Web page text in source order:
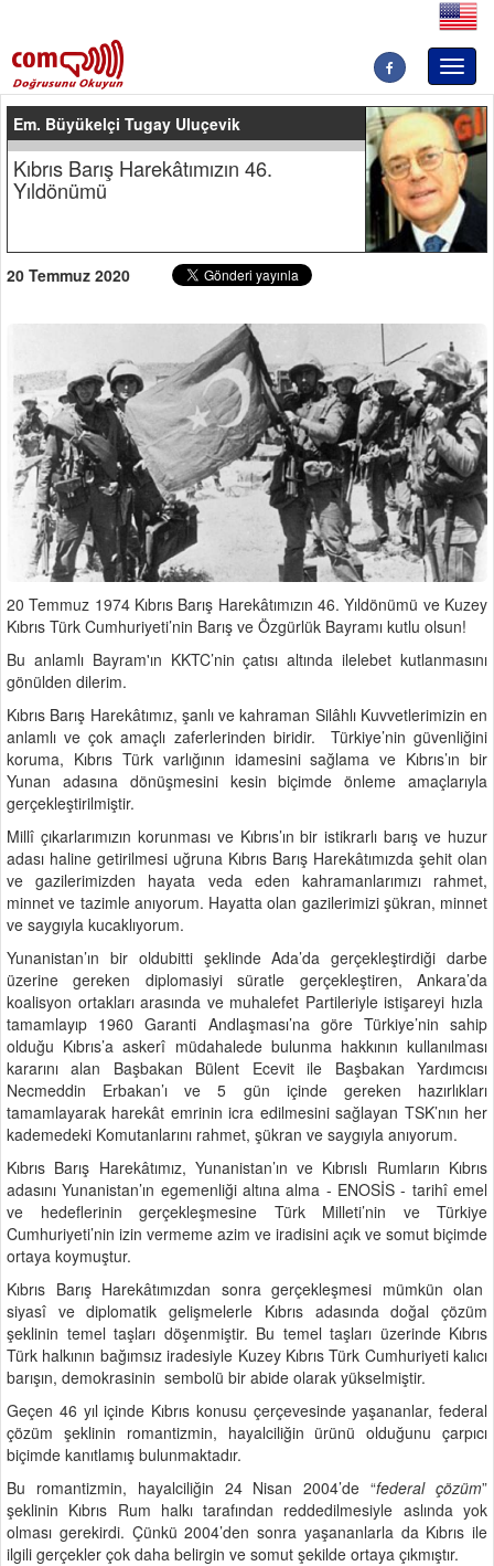
Em. Büyükelçi Tugay Uluçevik
Kıbrıs Barış Harekâtımızın 46.
Yıldönümü
20 Temmuz 2020
20 Temmuz 1974 Kıbrıs Barış Harekâtımızın 46. Yıldönümü ve Kuzey
Kıbrıs Türk Cumhuriyeti’nin Barış ve Özgürlük Bayramı kutlu olsun!
Bu anlamlı Bayram'ın KKTC’nin çatısı altında ilelebet kutlanmasını
gönülden dilerim.
Kıbrıs Barış Harekâtımız, şanlı ve kahraman Silâhlı Kuvvetlerimizin en
anlamlı ve çok amaçlı zaferlerinden biridir. Türkiye’nin güvenliğini
koruma, Kıbrıs Türk varlığının idamesini sağlama ve Kıbrıs’ın bir
Yunan adasına dönüşmesini kesin biçimde önleme amaçlarıyla
gerçekleştirilmiştir.
Millî çıkarlarımızın korunması ve Kıbrıs’ın bir istikrarlı barış ve huzur
adası haline getirilmesi uğruna Kıbrıs Barış Harekâtımızda şehit olan
ve gazilerimizden hayata veda eden kahramanlarımızı rahmet,
minnet ve tazimle anıyorum. Hayatta olan gazilerimizi şükran, minnet
ve saygıyla kucaklıyorum.
Yunanistan’ın bir oldubitti şeklinde Ada’da gerçekleştirdiği darbe
üzerine gereken diplomasiyi süratle gerçekleştiren, Ankara’da
koalisyon ortakları arasında ve muhalefet Partileriyle istişareyi hızla
tamamlayıp 1960 Garanti Andlaşması’na göre Türkiye’nin sahip
olduğu Kıbrıs’a askerî müdahalede bulunma hakkının kullanılması
kararını alan Başbakan Bülent Ecevit ile Başbakan Yardımcısı
Necmeddin Erbakan’ı ve 5 gün içinde gereken hazırlıkları
tamamlayarak harekât emrinin icra edilmesini sağlayan TSK’nın her
kademedeki Komutanlarını rahmet, şükran ve saygıyla anıyorum.
Kıbrıs Barış Harekâtımız, Yunanistan’ın ve Kıbrıslı Rumların Kıbrıs
adasını Yunanistan’ın egemenliği altına alma - ENOSİS - tarihî emel
ve hedeflerinin gerçekleşmesine Türk Milleti’nin ve Türkiye
Cumhuriyeti’nin izin vermeme azim ve iradisini açık ve somut biçimde
ortaya koymuştur.
Kıbrıs Barış Harekâtımızdan sonra gerçekleşmesi mümkün olan
siyasî ve diplomatik gelişmelerle Kıbrıs adasında doğal çözüm
şeklinin temel taşları döşenmiştir. Bu temel taşları üzerinde Kıbrıs
Türk halkının bağımsız iradesiyle Kuzey Kıbrıs Türk Cumhuriyeti kalıcı
barışın, demokrasinin sembolü bir abide olarak yükselmiştir.
Geçen 46 yıl içinde Kıbrıs konusu çerçevesinde yaşananlar, federal
çözüm şeklinin romantizmin, hayalciliğin ürünü olduğunu çarpıcı
biçimde kanıtlamış bulunmaktadır.
Bu romantizmin, hayalciliğin 24 Nisan 2004’de “federal çözüm”
şeklinin Kıbrıs Rum halkı tarafından reddedilmesiyle aslında yok
olması gerekirdi. Çünkü 2004’den sonra yaşananlarla da Kıbrıs ile
ilgili gerçekler çok daha belirgin ve somut şekilde ortaya çıkmıştır.